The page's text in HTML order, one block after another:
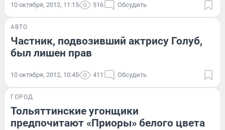
10 октября, 2012, 11:15 516 Обсудить
АВТО
Частник, подвозивший актрису Голуб,
был лишен прав
10 октября, 2012, 10:45 411 Обсудить
ГОРОД
Тольяттинские угонщики
предпочитают «Приоры» белого цвета